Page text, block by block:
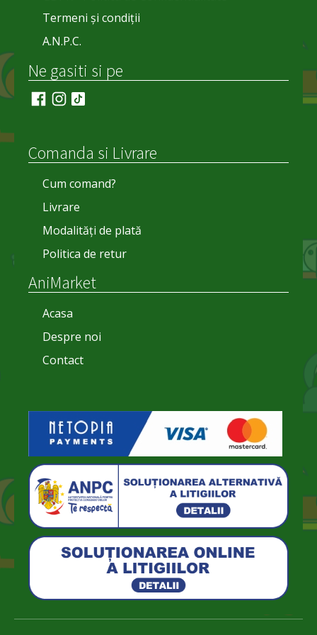
Termeni și condiții
A.N.P.C.
Ne gasiti si pe
Comanda si Livrare
Cum comand?
Livrare
Modalități de plată
Politica de retur
AniMarket
Acasa
Despre noi
Contact